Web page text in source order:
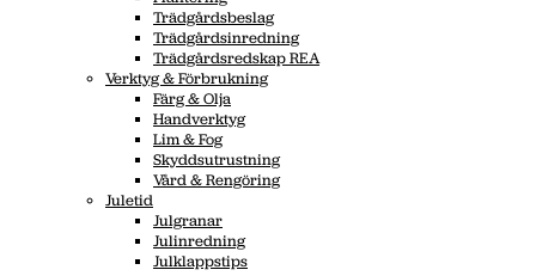
Trädgårdsbeslag
Trädgårdsinredning
Trädgårdsredskap REA
Verktyg & Förbrukning
Färg & Olja
Handverktyg
Lim & Fog
Skyddsutrustning
Vård & Rengöring
Juletid
Julgranar
Julinredning
Julklappstips